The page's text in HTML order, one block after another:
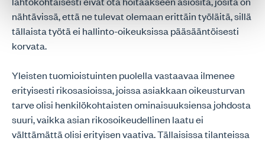
nähtävissä, että ne tulevat olemaan erittäin työläitä, sillä
tällaista työtä ei hallinto-oikeuksissa pääsääntöisesti
korvata.
Yleisten tuomioistuinten puolella vastaavaa ilmenee
erityisesti rikosasioissa, joissa asiakkaan oikeusturvan
tarve olisi henkilökohtaisten ominaisuuksiensa johdosta
suuri, vaikka asian rikosoikeudellinen laatu ei
välttämättä olisi erityisen vaativa. Tällaisissa tilanteissa